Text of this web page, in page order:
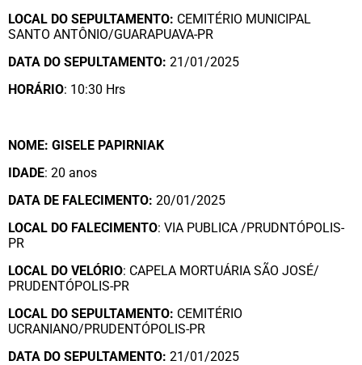
LOCAL DO SEPULTAMENTO: CEMITÉRIO MUNICIPAL
SANTO ANTÔNIO/GUARAPUAVA-PR
DATA DO SEPULTAMENTO: 21/01/2025
HORÁRIO: 10:30 Hrs
NOME: GISELE PAPIRNIAK
IDADE: 20 anos
DATA DE FALECIMENTO: 20/01/2025
LOCAL DO FALECIMENTO: VIA PUBLICA /PRUDNTÓPOLIS-
PR
LOCAL DO VELÓRIO: CAPELA MORTUÁRIA SÃO JOSÉ/
PRUDENTÓPOLIS-PR
LOCAL DO SEPULTAMENTO: CEMITÉRIO
UCRANIANO/PRUDENTÓPOLIS-PR
DATA DO SEPULTAMENTO: 21/01/2025